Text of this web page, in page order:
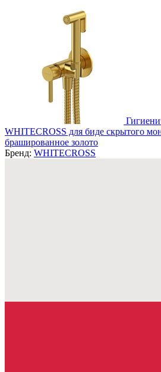
WHITECROSS для биде скрытого
брашированное золото
Бренд: WHITECROSS